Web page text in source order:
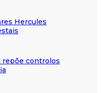
Hercules
repõe controlos